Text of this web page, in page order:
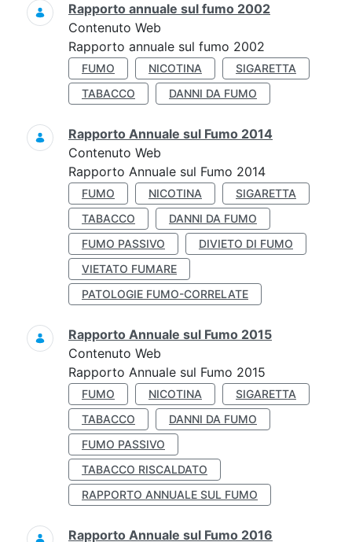
Rapporto annuale sul fumo 2002
Contenuto Web
Rapporto annuale sul fumo 2002
FUMO NICOTINA
SIGARETTA
TABACCO
DANNI DA FUMO
Rapporto Annuale sul Fumo 2014
Contenuto Web
Rapporto Annuale sul Fumo 2014
FUMO NICOTINA
SIGARETTA
TABACCO
DANNI DA FUMO
FUMO PASSIVO
DIVIETO DI FUMO
VIETATO FUMARE
PATOLOGIE FUMO-CORRELATE
Rapporto Annuale sul Fumo 2015
Contenuto Web
Rapporto Annuale sul Fumo 2015
FUMO NICOTINA
SIGARETTA
TABACCO
DANNI DA FUMO
FUMO PASSIVO
TABACCO RISCALDATO
RAPPORTO ANNUALE SUL FUMO
Rapporto Annuale sul Fumo 2016